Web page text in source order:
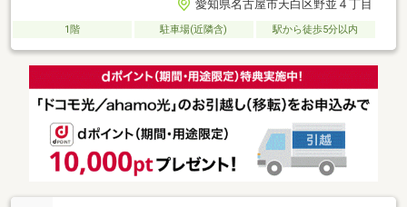
愛知県名古屋市天白区野並４丁目
1階 駐車場(近隣含) 駅から徒歩5分以内